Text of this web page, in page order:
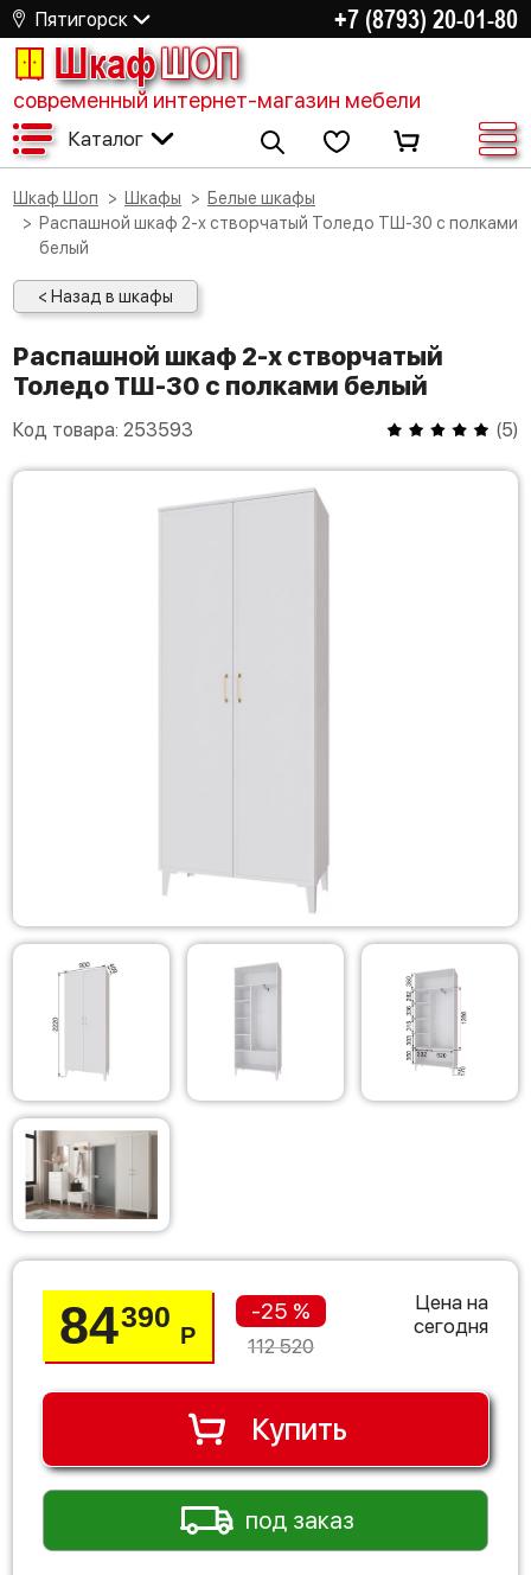
Пятигорск +7 (8793) 20-01-80
ШкафШОП
современный интернет-магазин мебели
Каталог
Шкаф Шоп Шкафы
Белые шкафы
Распашной шкаф 2-х створчатый Толедо ТШ-30 с полками
белый
< Назад в шкафы
Распашной шкаф 2-х створчатый
Толедо ТШ-30 с полками белый
Код товара: 253593 (5)
84390
Р
-25 %
112 520
Цена на
сегодня
Купить
под заказ